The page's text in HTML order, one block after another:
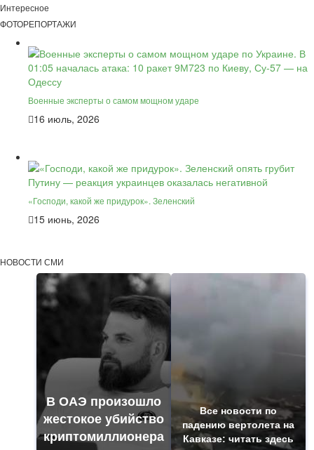
Интересное
ФОТОРЕПОРТАЖИ
Военные эксперты о самом мощном ударе
16 июль, 2026
«Господи, какой же придурок». Зеленский
15 июнь, 2026
НОВОСТИ СМИ
В ОАЭ произошло
жестокое убийство
криптомиллионера
Все новости по
падению вертолета на
Кавказе: читать здесь